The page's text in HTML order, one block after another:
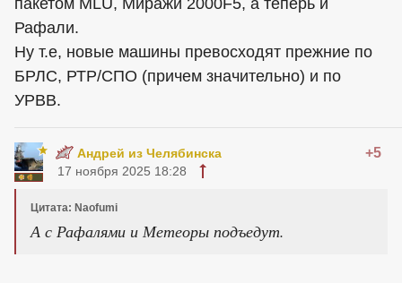
пакетом MLU, Миражи 2000F5, а теперь и
Рафали.
Ну т.е, новые машины превосходят прежние по
БРЛС, РТР/СПО (причем значительно) и по
УРВВ.
Андрей из Челябинска +5
17 ноября 2025 18:28
Цитата: Naofumi
А с Рафалями и Метеоры подъедут.